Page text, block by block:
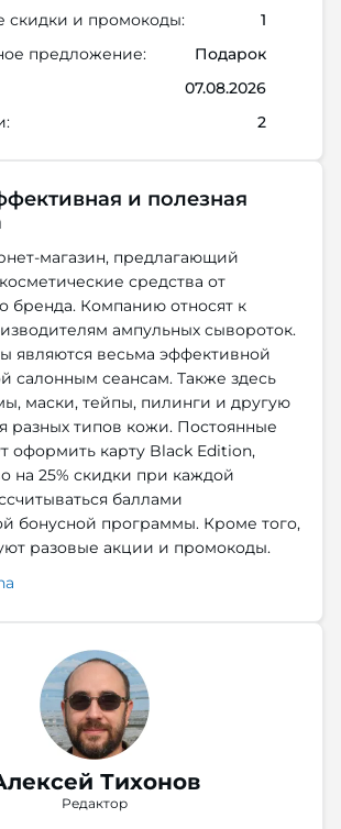
скидки и промокоды:
1
предложение:
Подарок
07.08.2026
2
и полезная
магазин, предлагающий
средства от
бренда. Компанию относят к
ампульных сывороток.
являются весьма эффективной
салонным сеансам. Также здесь
маски, тейпы, пилинги и другую
разных типов кожи. Постоянные
оформить карту Black Edition,
на 25% скидки при каждой
баллами
бонусной программы. Кроме того,
разовые акции и промокоды.
Тихонов
Редактор